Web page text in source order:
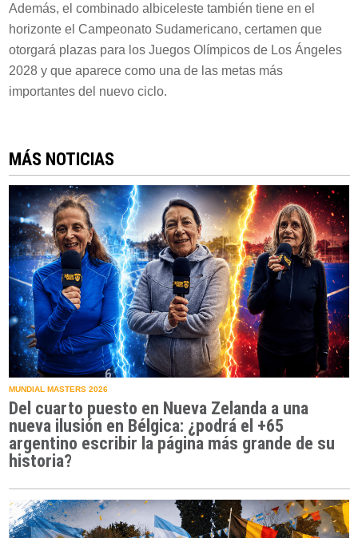
Además, el combinado albiceleste también tiene en el
horizonte el Campeonato Sudamericano, certamen que
otorgará plazas para los Juegos Olímpicos de Los Ángeles
2028 y que aparece como una de las metas más
importantes del nuevo ciclo.
MÁS NOTICIAS
MUNDIAL MASTERS 2026
Del cuarto puesto en Nueva Zelanda a una
nueva ilusión en Bélgica: ¿podrá el +65
argentino escribir la página más grande de su
historia?